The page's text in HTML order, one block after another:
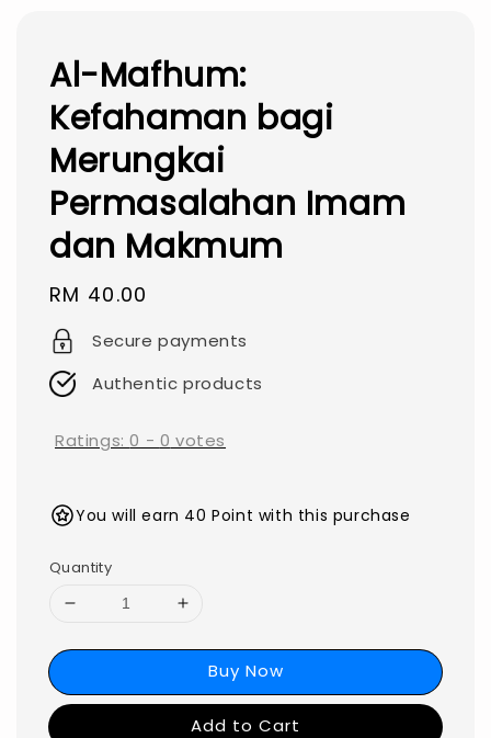
Al-Mafhum:
Kefahaman bagi
Merungkai
Permasalahan Imam
dan Makmum
Regular
price
RM 40.00
Secure payments
Authentic products
Ratings:0 - 0 votes
You will earn 40 Point with this purchase
Quantity
Buy Now
Add to Cart